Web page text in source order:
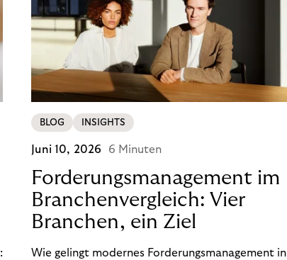
BLOG INSIGHTS
Juni 10, 2026 6 Minuten
Forderungsmanagement im
Branchenvergleich: Vier
Branchen, ein Ziel
Wie gelingt modernes Forderungsmanagement in